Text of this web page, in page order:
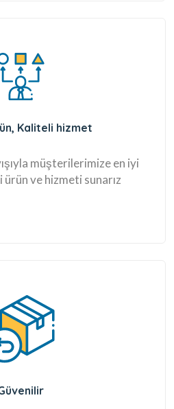
Kaliteli hizmet
müşterilerimize en iyi
ve hizmeti sunarız